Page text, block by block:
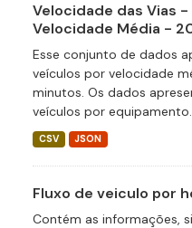
Velocidade das Vias
Velocidade Média -
Esse conjunto de dados
veículos por velocidade
minutos. Os dados
veículos por
CSV JSON
Fluxo de veiculo por
Contém as informações,